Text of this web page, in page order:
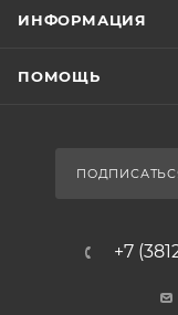
ИНФОРМАЦИЯ
ПОМОЩЬ
+7